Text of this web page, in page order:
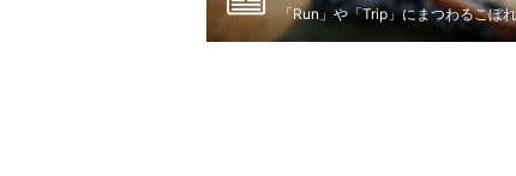
「Run」や「Trip」にまつわるこぼ